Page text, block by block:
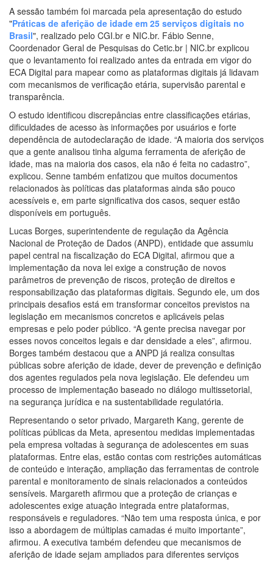
A sessão também foi marcada pela apresentação do estudo
"Práticas de aferição de idade em 25 serviços digitais no
Brasil", realizado pelo CGI.br e NIC.br. Fábio Senne,
Coordenador Geral de Pesquisas do Cetic.br | NIC.br explicou
que o levantamento foi realizado antes da entrada em vigor do
ECA Digital para mapear como as plataformas digitais já lidavam
com mecanismos de verificação etária, supervisão parental e
transparência.
O estudo identificou discrepâncias entre classificações etárias,
dificuldades de acesso às informações por usuários e forte
dependência de autodeclaração de idade. “A maioria dos serviços
que a gente analisou tinha alguma ferramenta de aferição de
idade, mas na maioria dos casos, ela não é feita no cadastro”,
explicou. Senne também enfatizou que muitos documentos
relacionados às políticas das plataformas ainda são pouco
acessíveis e, em parte significativa dos casos, sequer estão
disponíveis em português.
Lucas Borges, superintendente de regulação da Agência
Nacional de Proteção de Dados (ANPD), entidade que assumiu
papel central na fiscalização do ECA Digital, afirmou que a
implementação da nova lei exige a construção de novos
parâmetros de prevenção de riscos, proteção de direitos e
responsabilização das plataformas digitais. Segundo ele, um dos
principais desafios está em transformar conceitos previstos na
legislação em mecanismos concretos e aplicáveis pelas
empresas e pelo poder público. “A gente precisa navegar por
esses novos conceitos legais e dar densidade a eles”, afirmou.
Borges também destacou que a ANPD já realiza consultas
públicas sobre aferição de idade, dever de prevenção e definição
dos agentes regulados pela nova legislação. Ele defendeu um
processo de implementação baseado no diálogo multissetorial,
na segurança jurídica e na sustentabilidade regulatória.
Representando o setor privado, Margareth Kang, gerente de
políticas públicas da Meta, apresentou medidas implementadas
pela empresa voltadas à segurança de adolescentes em suas
plataformas. Entre elas, estão contas com restrições automáticas
de conteúdo e interação, ampliação das ferramentas de controle
parental e monitoramento de sinais relacionados a conteúdos
sensíveis. Margareth afirmou que a proteção de crianças e
adolescentes exige atuação integrada entre plataformas,
responsáveis e reguladores. “Não tem uma resposta única, e por
isso a abordagem de múltiplas camadas é muito importante”,
afirmou. A executiva também defendeu que mecanismos de
aferição de idade sejam ampliados para diferentes serviços